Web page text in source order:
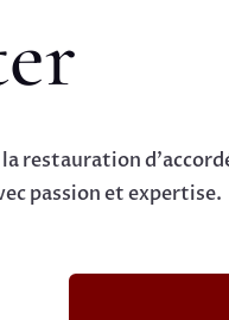
restauration
passion et expertise.